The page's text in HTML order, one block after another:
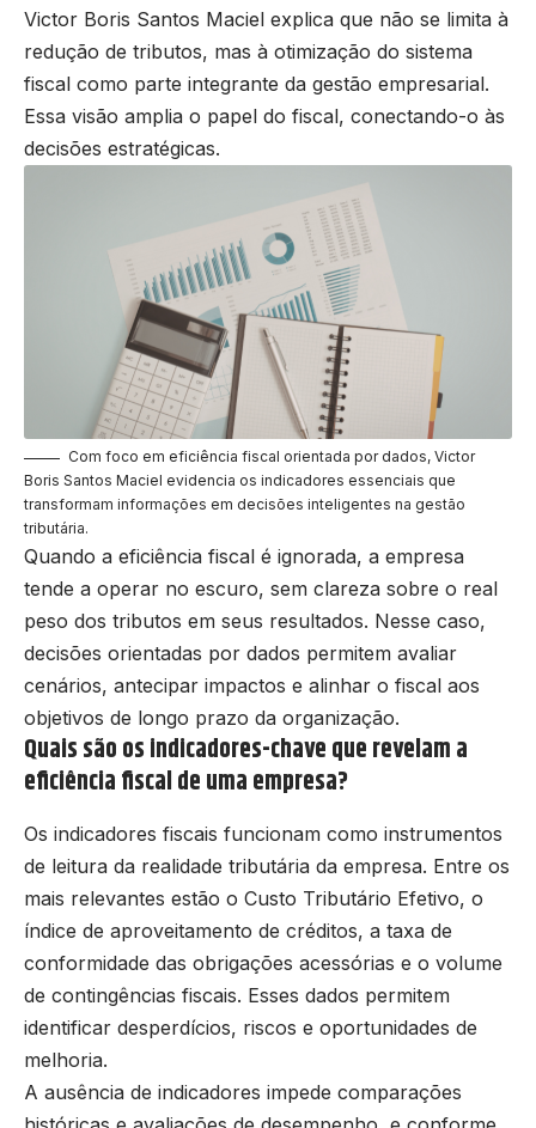
Victor Boris Santos Maciel explica que não se limita à
redução de tributos, mas à otimização do sistema
fiscal como parte integrante da gestão empresarial.
Essa visão amplia o papel do fiscal, conectando-o às
decisões estratégicas.
Com foco em eficiência fiscal orientada por dados, Victor
Boris Santos Maciel evidencia os indicadores essenciais que
transformam informações em decisões inteligentes na gestão
tributária.
Quando a eficiência fiscal é ignorada, a empresa
tende a operar no escuro, sem clareza sobre o real
peso dos tributos em seus resultados. Nesse caso,
decisões orientadas por dados permitem avaliar
cenários, antecipar impactos e alinhar o fiscal aos
objetivos de longo prazo da organização.
Quais são os indicadores-chave que revelam a
eficiência fiscal de uma empresa?
Os indicadores fiscais funcionam como instrumentos
de leitura da realidade tributária da empresa. Entre os
mais relevantes estão o Custo Tributário Efetivo, o
índice de aproveitamento de créditos, a taxa de
conformidade das obrigações acessórias e o volume
de contingências fiscais. Esses dados permitem
identificar desperdícios, riscos e oportunidades de
melhoria.
A ausência de indicadores impede comparações